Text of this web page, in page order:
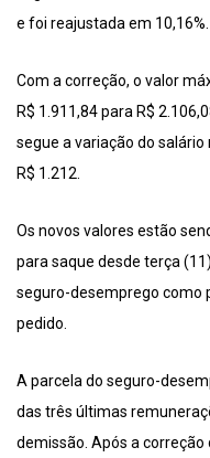
e foi reajustada em 10,16%.
Com a correção, o valor
R$ 1.911,84 para R$
segue a variação do
R$ 1.212.
Os novos valores estão
para saque desde terça
seguro-desemprego como
pedido.
A parcela do seguro-
das três últimas
demissão. Após a